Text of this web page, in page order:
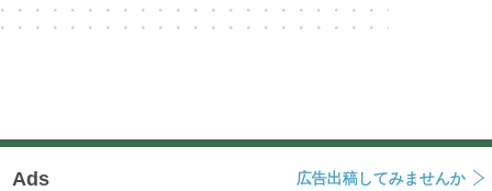
Ads 広告出稿してみませんか